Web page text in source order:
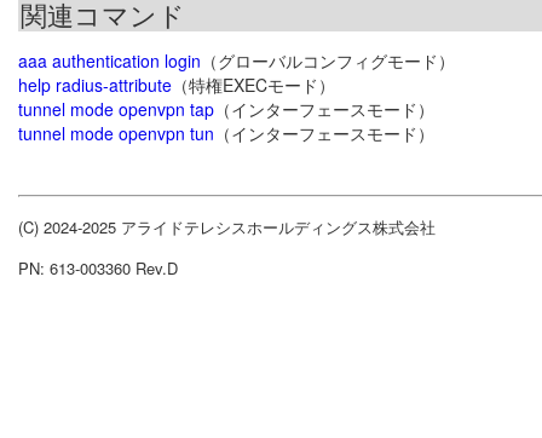
関連コマンド
aaa authentication login （グローバルコンフィグモード）
help radius-attribute （特権EXECモード）
tunnel mode openvpn tap （インターフェースモード）
tunnel mode openvpn tun （インターフェースモード）
(C) 2024-2025 アライドテレシスホールディングス株式会社
PN: 613-003360 Rev.D